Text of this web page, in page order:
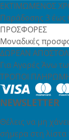
ΕΚΤΙΜΩΜΕΝΟΣ
Παράδοσης 3 έως
ΠΡΟΣΦΟΡΕΣ
Μοναδικές
ΔΩΡΕΑΝ
Για Αγορές Άνω
ΤΡΟΠΟΙ
NEWSLETTER
Θέλεις να μη
σήμερα στη